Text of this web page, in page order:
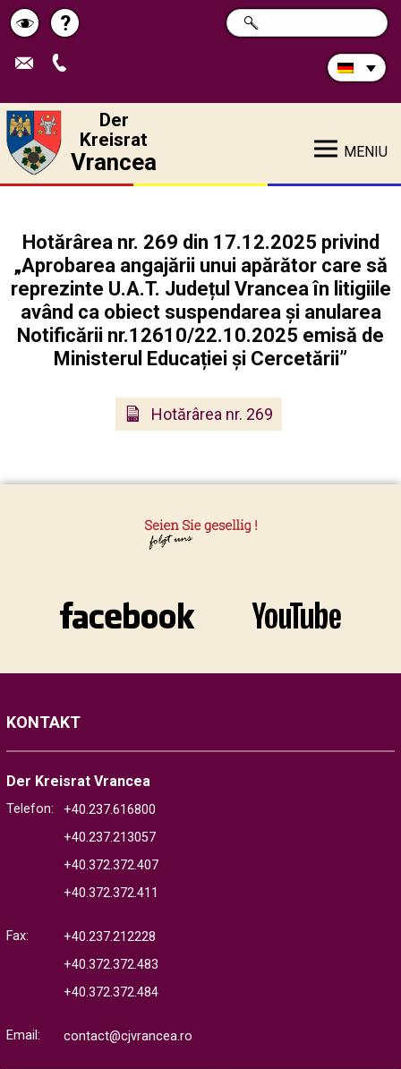
Schimbă
contrastul
Pagina
de
?
Durchsuchen
Sie
SUCHE
Der
Kreisrat
Vrancea MENIU
Hotărârea nr. 269 din 17.12.2025 privind
„Aprobarea angajării unui apărător care să
reprezinte U.A.T. Județul Vrancea în litigiile
având ca obiect suspendarea și anularea
Notificării nr.12610/22.10.2025 emisă de
Ministerul Educației și Cercetării”
Hotărârea nr. 269
KONTAKT
Der Kreisrat Vrancea
Telefon:
+40.237.616800
+40.237.213057
+40.372.372.407
+40.372.372.411
Fax:
+40.237.212228
+40.372.372.483
+40.372.372.484
Email: contact@cjvrancea.ro